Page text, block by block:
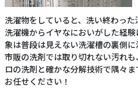
洗濯物をしていると、洗い終わっ
洗濯機からイヤなにおいがした経
象は普段は見えない洗濯槽の裏側
市販の洗剤では取り切れない汚れ
ロの洗剤と確かな分解技術で隅々
お任せください！